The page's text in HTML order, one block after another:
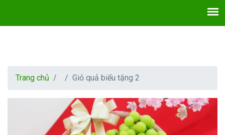
Trang chủ Giỏ quả biếu tặng 2